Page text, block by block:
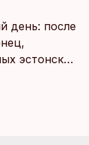
день: после
эстонских